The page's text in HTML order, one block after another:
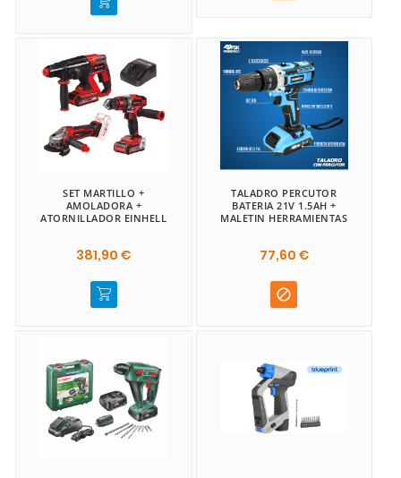
SET MARTILLO +
AMOLADORA +
ATORNILLADOR EINHELL
381,90 €
TALADRO PERCUTOR
BATERIA 21V 1.5AH +
MALETIN HERRAMIENTAS
77,60 €
